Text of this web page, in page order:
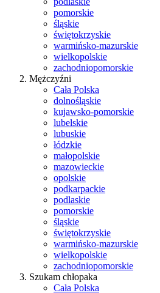
pomorskie
śląskie
świętokrzyskie
warmińsko-mazurskie
wielkopolskie
zachodniopomorskie
Mężczyźni
Cała Polska
dolnośląskie
kujawsko-pomorskie
lubelskie
lubuskie
łódzkie
małopolskie
mazowieckie
opolskie
podkarpackie
podlaskie
pomorskie
śląskie
świętokrzyskie
warmińsko-mazurskie
wielkopolskie
zachodniopomorskie
Szukam chłopaka
Cała Polska